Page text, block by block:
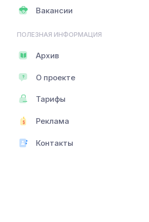
Вакансии
ПОЛЕЗНАЯ ИНФОРМАЦИЯ
Архив
О проекте
Тарифы
Реклама
Контакты